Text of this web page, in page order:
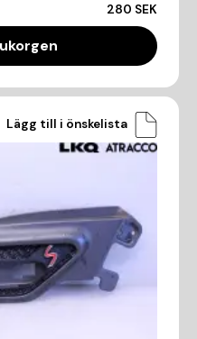
280 SEK
Lägg till i önskelista